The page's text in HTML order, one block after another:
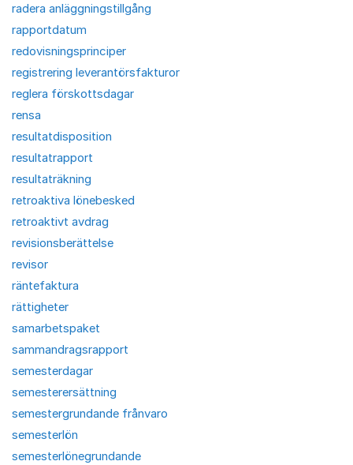
radera anläggningstillgång
rapportdatum
redovisningsprinciper
registrering leverantörsfakturor
reglera förskottsdagar
rensa
resultatdisposition
resultatrapport
resultaträkning
retroaktiva lönebesked
retroaktivt avdrag
revisionsberättelse
revisor
räntefaktura
rättigheter
samarbetspaket
sammandragsrapport
semesterdagar
semesterersättning
semestergrundande frånvaro
semesterlön
semesterlönegrundande